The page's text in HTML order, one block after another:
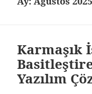
Karmaşık
Yazılım